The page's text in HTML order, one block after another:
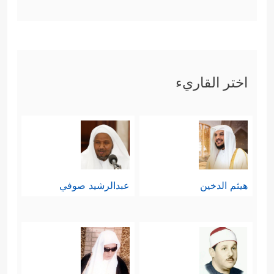
المطلقة فليس بوارِد.
حَفِیظُۢ﴾، وفي هذا جوابٌ أيضًا لتعجُّبهم
من بعثته
؛ إذ كلّ هذا إنّما يجري على
علم الله وتقديره ـ.
ليؤكِّد قدرته تعالى الشاملة، والتي يرى
المشركون وغيرهم آثارها في هذا الكون
اختر القاريء
هيثم الدخين عبدالرشيد صوفي